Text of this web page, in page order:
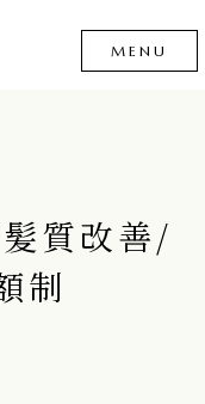
質改善/
制